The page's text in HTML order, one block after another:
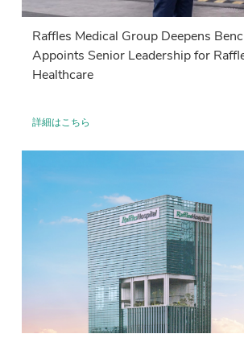
Raffles Medical Group Deepens
Appoints Senior Leadership for
Healthcare
詳細はこちら